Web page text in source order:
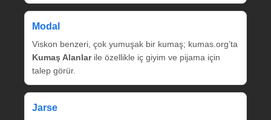
Modal
Viskon benzeri, çok yumuşak bir kumaş; kumas.org’ta
Kumaş Alanlarile özellikle iç giyim ve pijama için
talep görür.
Jarse